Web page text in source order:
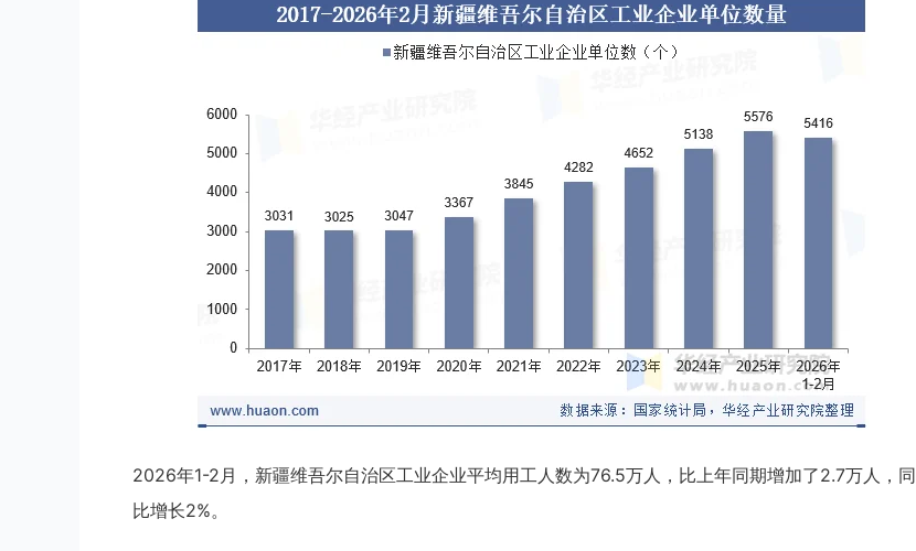
2026年1-2月，新疆维吾尔自治区工业企业平均用工人数为76.5万人，比上年同期增加了2.7万人，同
比增长2%。